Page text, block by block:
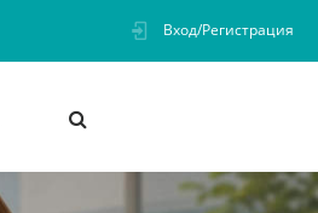
Вход/Регистрация